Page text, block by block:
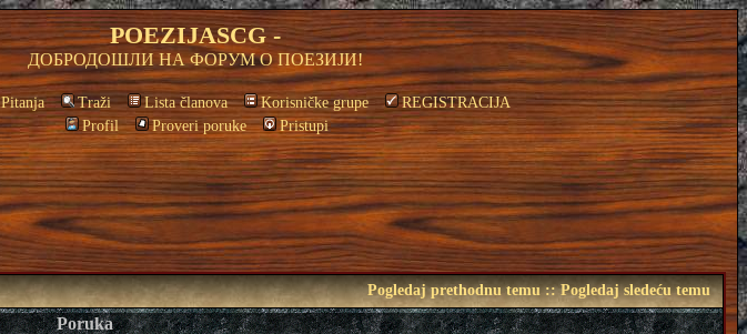
POEZIJASCG -
ДОБРОДОШЛИ НА ФОРУМ О ПОЕЗИЈИ!
Pitanja Traži Lista članova Korisničke grupe
REGISTRACIJA
Profil
Proveri poruke Pristupi
Pogledaj prethodnu temu::Pogledaj sledeću temu
Poruka